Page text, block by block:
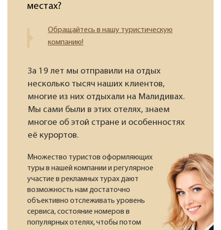
местах?
Обращайтесь в нашу туристическую
компанию!
За 19 лет мы отправили на отдых
несколько тысяч наших клиентов,
многие из них отдыхали на Малидивах.
Мы сами были в этих отелях, знаем
многое об этой стране и особенностях
её курортов.
Множество туристов оформляющих
туры в нашей компании и регулярное
участие в рекламных турах дают
возможность нам достаточно
объективно отслеживать уровень
сервиса, состояние номеров в
популярных отелях, чтобы потом